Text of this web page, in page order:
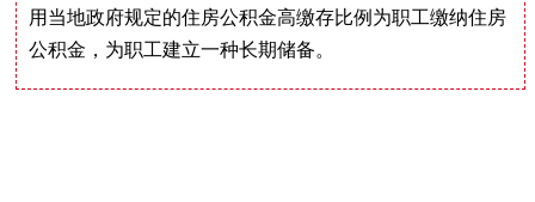
用当地政府规定的住房公积金高缴存比例为职工缴纳住房
公积金，为职工建立一种长期储备。